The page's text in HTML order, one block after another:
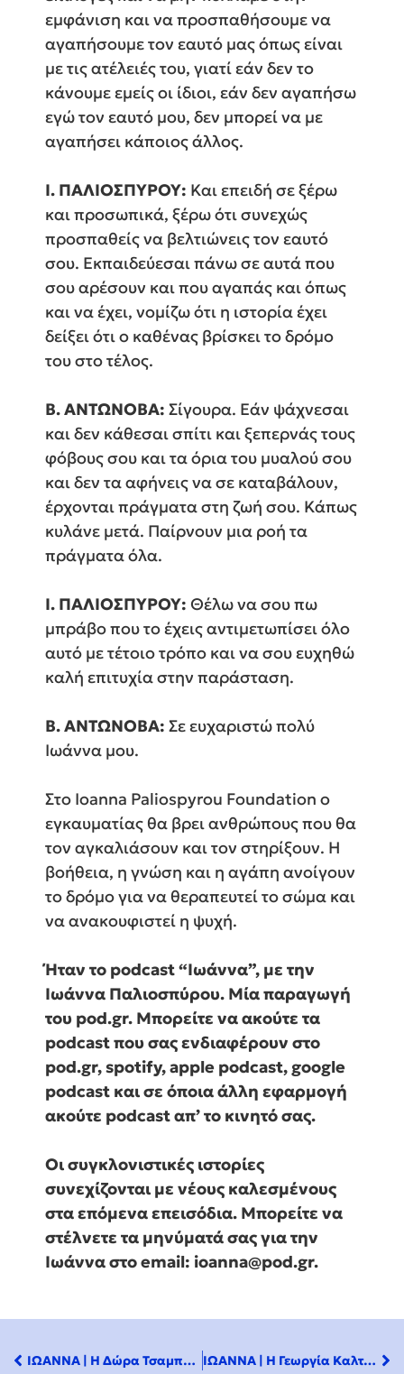
εμφάνιση και να προσπαθήσουμε να
αγαπήσουμε τον εαυτό μας όπως είναι
με τις ατέλειές του, γιατί εάν δεν το
κάνουμε εμείς οι ίδιοι, εάν δεν αγαπήσω
εγώ τον εαυτό μου, δεν μπορεί να με
αγαπήσει κάποιος άλλος.
Ι. ΠΑΛΙΟΣΠΥΡΟΥ: Και επειδή σε ξέρω
και προσωπικά, ξέρω ότι συνεχώς
προσπαθείς να βελτιώνεις τον εαυτό
σου. Εκπαιδεύεσαι πάνω σε αυτά που
σου αρέσουν και που αγαπάς και όπως
και να έχει, νομίζω ότι η ιστορία έχει
δείξει ότι ο καθένας βρίσκει το δρόμο
του στο τέλος.
Β. ΑΝΤΩΝΟΒΑ: Σίγουρα. Εάν ψάχνεσαι
και δεν κάθεσαι σπίτι και ξεπερνάς τους
φόβους σου και τα όρια του μυαλού σου
και δεν τα αφήνεις να σε καταβάλουν,
έρχονται πράγματα στη ζωή σου. Κάπως
κυλάνε μετά. Παίρνουν μια ροή τα
πράγματα όλα.
Ι. ΠΑΛΙΟΣΠΥΡΟΥ: Θέλω να σου πω
μπράβο που το έχεις αντιμετωπίσει όλο
αυτό με τέτοιο τρόπο και να σου ευχηθώ
καλή επιτυχία στην παράσταση.
Β. ΑΝΤΩΝΟΒΑ: Σε ευχαριστώ πολύ
Ιωάννα μου.
Στο Ιoanna Paliospyrou Foundation ο
εγκαυματίας θα βρει ανθρώπους που θα
τον αγκαλιάσουν και τον στηρίξουν. Η
βοήθεια, η γνώση και η αγάπη ανοίγουν
το δρόμο για να θεραπευτεί το σώμα και
να ανακουφιστεί η ψυχή.
Ήταν το podcast “Ιωάννα”, με την
Ιωάννα Παλιοσπύρου. Μία παραγωγή
του pod.gr. Μπορείτε να ακούτε τα
podcast που σας ενδιαφέρουν στο
pod.gr, spotify, apple podcast, google
podcast και σε όποια άλλη εφαρμογή
ακούτε podcast απ’ το κινητό σας.
Οι συγκλονιστικές ιστορίες
συνεχίζονται με νέους καλεσμένους
στα επόμενα επεισόδια. Μπορείτε να
στέλνετε τα μηνύματά σας για την
Ιωάννα στο email: ioanna@pod.gr.
ΙΩΑΝΝΑ | Η Δώρα Τσαμπάζη στο pod.gr ΙΩΑΝΝΑ | Η Γεωργία Καλτσή στο pod.gr